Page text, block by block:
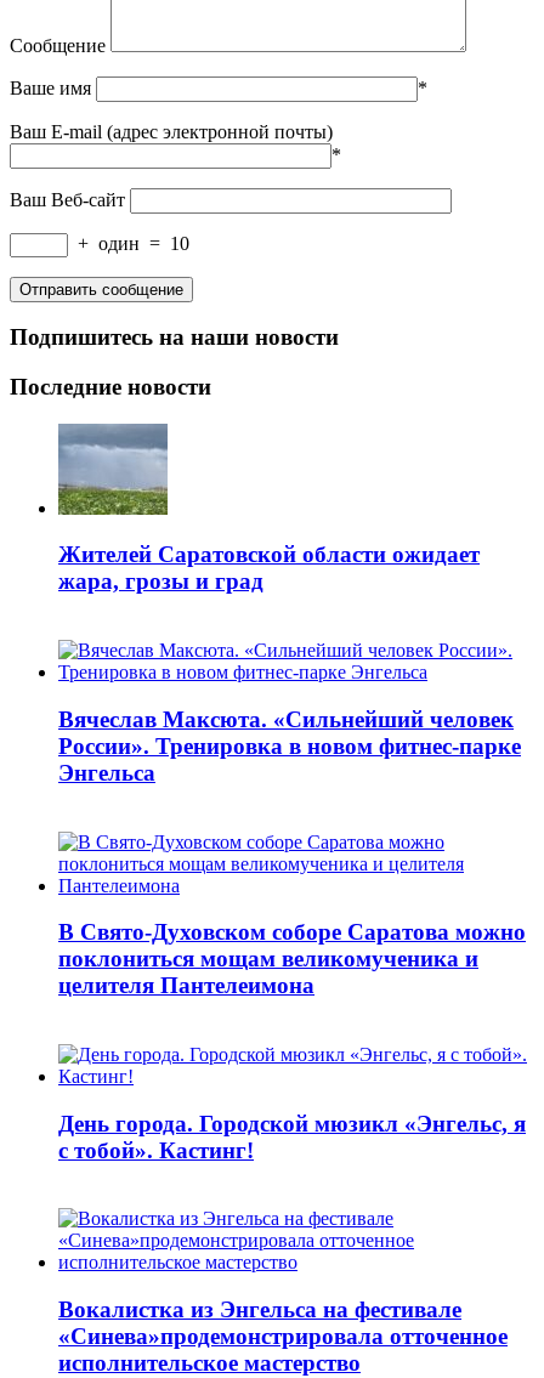
Сообщение
Ваше имя *
Ваш E-mail (адрес электронной почты)
*
Ваш Веб-сайт
+ один = 10
Подпишитесь на наши новости
Последние новости
Жителей Саратовской области ожидает
жара, грозы и град
Вячеслав Максюта. «Сильнейший человек
России». Тренировка в новом фитнес-парке
Энгельса
В Свято-Духовском соборе Саратова можно
поклониться мощам великомученика и
целителя Пантелеимона
День города. Городской мюзикл «Энгельс, я
с тобой». Кастинг!
Вокалистка из Энгельса на фестивале
«Синева»продемонстрировала отточенное
исполнительское мастерство